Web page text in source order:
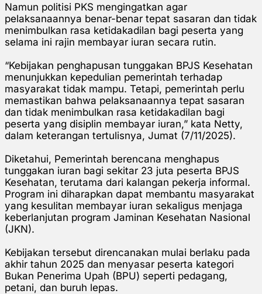
Namun politisi PKS mengingatkan agar
pelaksanaannya benar-benar tepat sasaran dan tidak
menimbulkan rasa ketidakadilan bagi peserta yang
selama ini rajin membayar iuran secara rutin.
“Kebijakan penghapusan tunggakan BPJS Kesehatan
menunjukkan kepedulian pemerintah terhadap
masyarakat tidak mampu. Tetapi, pemerintah perlu
memastikan bahwa pelaksanaannya tepat sasaran
dan tidak menimbulkan rasa ketidakadilan bagi
peserta yang disiplin membayar iuran,” kata Netty,
dalam keterangan tertulisnya, Jumat (7/11/2025).
Diketahui, Pemerintah berencana menghapus
tunggakan iuran bagi sekitar 23 juta peserta BPJS
Kesehatan, terutama dari kalangan pekerja informal.
Program ini diharapkan dapat membantu masyarakat
yang kesulitan membayar iuran sekaligus menjaga
keberlanjutan program Jaminan Kesehatan Nasional
(JKN).
Kebijakan tersebut direncanakan mulai berlaku pada
akhir tahun 2025 dan menyasar peserta kategori
Bukan Penerima Upah (BPU) seperti pedagang,
petani, dan buruh lepas.